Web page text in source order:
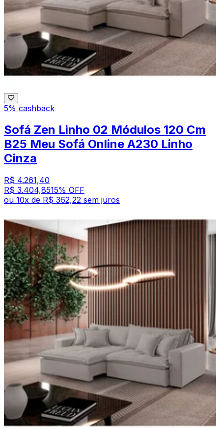
5% cashback
Sofá Zen Linho 02 Módulos 120 Cm
B25 Meu Sofá Online A230 Linho
Cinza
R$ 4.261,40
R$ 3.404,8515% OFF
ou 10x de R$ 362,22 sem juros